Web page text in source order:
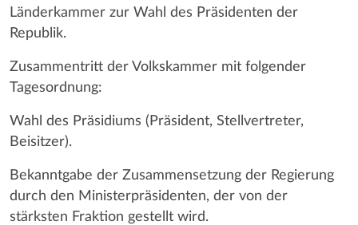
Länderkammer zur Wahl des Präsidenten der
Republik.
Zusammentritt der Volkskammer mit folgender
Tagesordnung:
Wahl des Präsidiums (Präsident, Stellvertreter,
Beisitzer).
Bekanntgabe der Zusammensetzung der Regierung
durch den Ministerpräsidenten, der von der
stärksten Fraktion gestellt wird.